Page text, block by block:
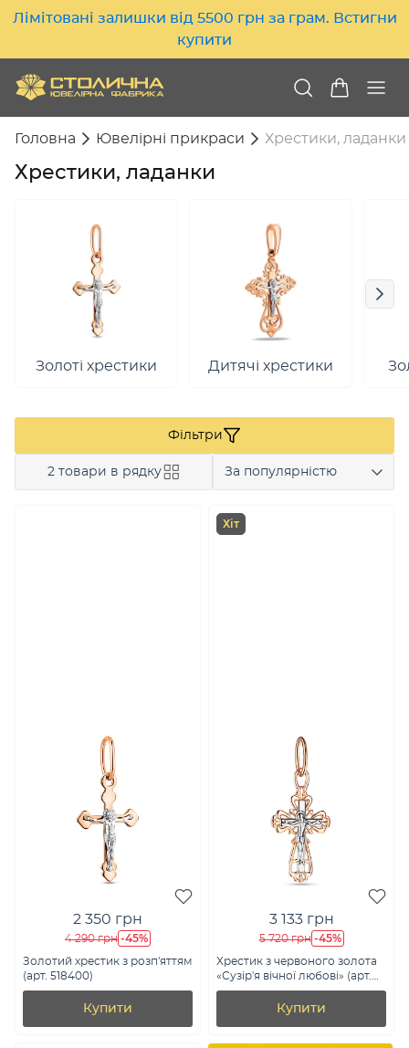
Лімітовані залишки від 5500 грн за грам. Встигни
купити
Головна Ювелірні прикраси Хрестики, ладанки
Хрестики, ладанки
Золоті хрестики Дитячі хрестики
Фільтри
2 товари в рядку За популярністю
2 350 грн
4 290 грн -45%
Золотий хрестик з розп'яттям
(арт. 518400)
Купити
Хіт
3 133 грн
5 720 грн -45%
Хрестик з червоного золота
«Сузір'я вічної любові» (арт.
501510)
Купити